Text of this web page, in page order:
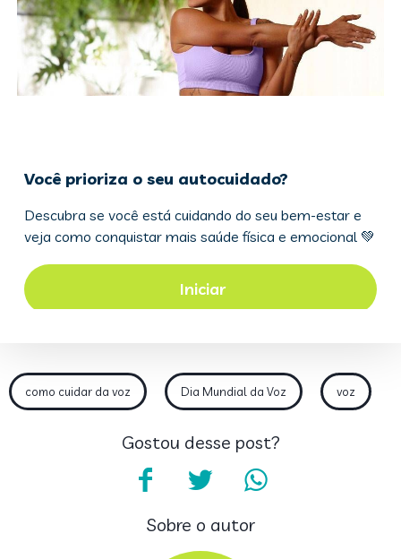
como cuidar da voz Dia Mundial da Voz voz
Gostou desse post?
Sobre o autor